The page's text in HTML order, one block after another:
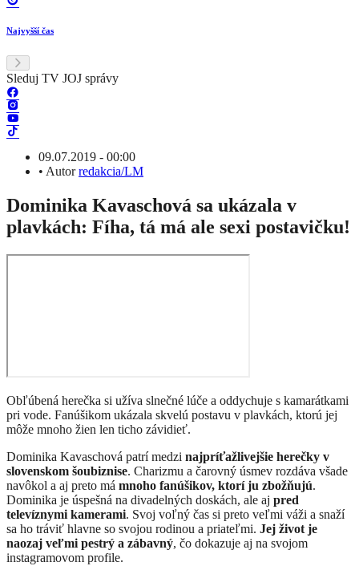
Najvyšší čas
Sleduj TV JOJ správy
09.07.2019 - 00:00
• Autorredakcia/LM
Dominika Kavaschová sa ukázala v
plavkách: Fíha, tá má ale sexi postavičku!
Obľúbená herečka si užíva slnečné lúče a oddychuje s kamarátkami
pri vode. Fanúšikom ukázala skvelú postavu v plavkách, ktorú jej
môže mnoho žien len ticho závidieť.
​Dominika Kavaschová patrí medzi najpríťažlivejšie herečky v
slovenskom šoubiznise. Charizmu a čarovný úsmev rozdáva všade
navôkol a aj preto má mnoho fanúšikov, ktorí ju zbožňujú.
Dominika je úspešná na divadelných doskách, ale aj pred
televíznymi kamerami. Svoj voľný čas si preto veľmi váži a snaží
sa ho tráviť hlavne so svojou rodinou a priateľmi. Jej život je
naozaj veľmi pestrý a zábavný, čo dokazuje aj na svojom
instagramovom profile.